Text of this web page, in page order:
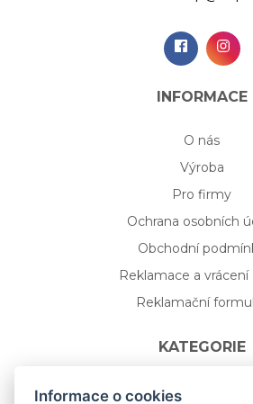
INFORMACE
O nás
Výroba
Pro firmy
Ochrana osobních
Obchodní
Reklamace a vrácení
Reklamační
KATEGORIE
Nápojové sklo
Informace o cookies